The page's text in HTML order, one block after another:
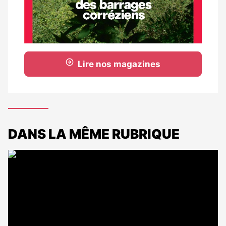
Lire nos magazines
DANS LA MÊME RUBRIQUE